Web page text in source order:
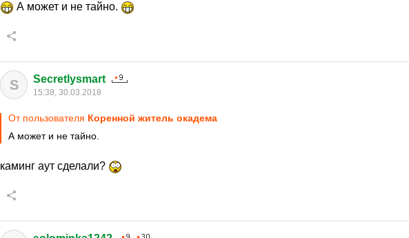
А может и не тайно.
S Secretlysmart
15:38, 30.03.2018
От пользователя Коренной житель окадема
А может и не тайно.
каминг аут сделали?